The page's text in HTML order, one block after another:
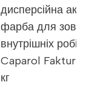
дисперсійна
фарба для зовнішніх
внутрішніх робіт
Caparol Fakturfarbe,
кг